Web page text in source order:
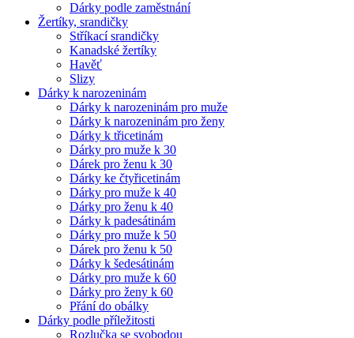
Dárky podle zaměstnání
Žertíky, srandičky
Stříkací srandičky
Kanadské žertíky
Havěť
Slizy
Dárky k narozeninám
Dárky k narozeninám pro muže
Dárky k narozeninám pro ženy
Dárky k třicetinám
Dárky pro muže k 30
Dárek pro ženu k 30
Dárky ke čtyřicetinám
Dárky pro muže k 40
Dárky pro ženu k 40
Dárky k padesátinám
Dárky pro muže k 50
Dárek pro ženu k 50
Dárky k šedesátinám
Dárky pro muže k 60
Dárky pro ženy k 60
Přání do obálky
Dárky podle příležitosti
Rozlučka se svobodou